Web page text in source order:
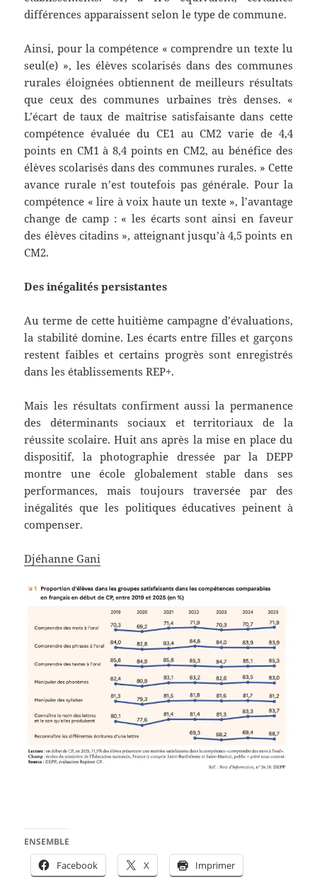
différences apparaissent selon le type de commune.
Ainsi, pour la compétence « comprendre un texte lu
seul(e) », les élèves scolarisés dans des communes
rurales éloignées obtiennent de meilleurs résultats
que ceux des communes urbaines très denses. «
L’écart de taux de maîtrise satisfaisante dans cette
compétence évaluée du CE1 au CM2 varie de 4,4
points en CM1 à 8,4 points en CM2, au bénéfice des
élèves scolarisés dans des communes rurales. » Cette
avance rurale n’est toutefois pas générale. Pour la
compétence « lire à voix haute un texte », l’avantage
change de camp : « les écarts sont ainsi en faveur
des élèves citadins », atteignant jusqu’à 4,5 points en
CM2.
Des inégalités persistantes
Au terme de cette huitième campagne d’évaluations,
la stabilité domine. Les écarts entre filles et garçons
restent faibles et certains progrès sont enregistrés
dans les établissements REP+.
Mais les résultats confirment aussi la permanence
des déterminants sociaux et territoriaux de la
réussite scolaire. Huit ans après la mise en place du
dispositif, la photographie dressée par la DEPP
montre une école globalement stable dans ses
performances, mais toujours traversée par des
inégalités que les politiques éducatives peinent à
compenser.
Djéhanne Gani
ENSEMBLE
Facebook X Imprimer